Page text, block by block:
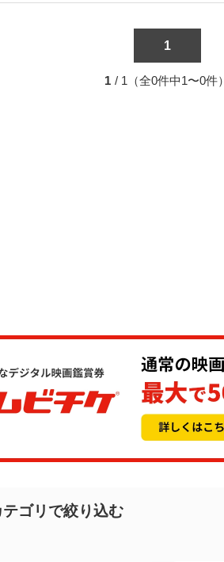
1
1 / 1（全0件中1〜0件）
ゴリで絞り込む